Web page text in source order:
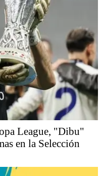
League, "Dibu"
en la Selección